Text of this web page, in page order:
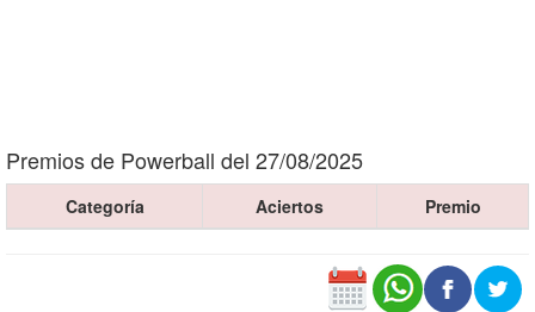
Premios de Powerball del 27/08/2025
Categoría Aciertos Premio